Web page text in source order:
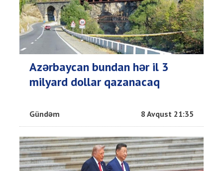
Azərbaycan bundan hər il 3
milyard dollar qazanacaq
Gündəm 8 Avqust 21:35